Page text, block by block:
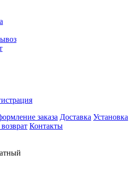
заказа Доставка Установка
Контакты